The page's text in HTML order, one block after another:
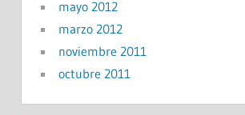
mayo 2012
marzo 2012
noviembre 2011
octubre 2011